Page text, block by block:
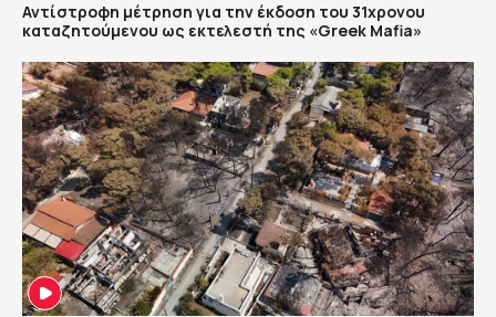
Αντίστροφη μέτρηση για την έκδοση του 31χρονου
καταζητούμενου ως εκτελεστή της «Greek Mafia»